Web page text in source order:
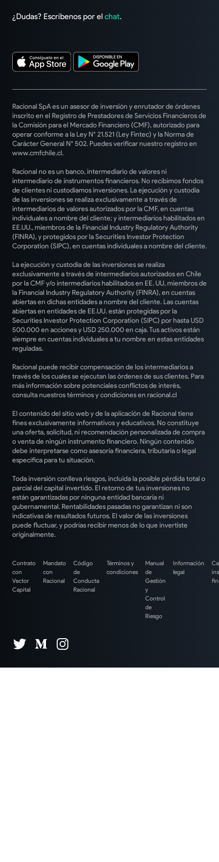
¿Dudas? Escríbenos por el chat.
Racional SpA es un asesor de inversión y enrutador de órdenes
inscrito en el Registro de Prestadores de Servicios Financieros de
la Comisión para el Mercado Financiero (CMF), autorizado para
operar conforme a la Ley N° 21.521 (Ley Fintec) y la Norma de
Carácter General N° 502. Puedes verificar nuestro registro en
www.cmfchile.cl.
Racional no es un banco, intermediario de valores ni
intermediario de instrumentos financieros. No recibimos fondos
de clientes ni custodiamos inversiones. La ejecución y custodia
de las inversiones se realiza exclusivamente a través de
intermediarios de valores autorizados por la CMF, en cuentas
individuales a nombre del cliente; y intermediarios habilitados en
EE.UU., miembros de la Financial Industry Regulatory Authority
(FINRA), y protegidos por la Securities Investor Protection
Corporation (SIPC), en cuentas individuales a nombre del cliente.
La ejecución y custodia de las inversiones se realiza
exclusivamente a través de intermediarios autorizados en Chile
por la CMF y/o intermediarios habilitados en EE. UU, miembros de
la Financial Industry Regulatory Authority (FINRA), en cuentas
abiertas en dichas entidades a nombre del cliente. Las cuentas
abiertas en entidades de EE.UU. están protegidas por la
Securities Investor Protection Corporation (SIPC) por hasta USD
500.000 en acciones y USD 250.000 en caja. Tus activos están
siempre en cuentas individuales a tu nombre en estas entidades
reguladas.
Racional puede recibir compensación de los intermediarios a
través de los cuales se ejecutan las órdenes de sus clientes. Para
más información sobre potenciales conflictos de interés,
consulta nuestros términos y condiciones en racional.cl
El contenido del sitio web y de la aplicación de Racional tiene
fines exclusivamente informativos y educativos. No constituye
una oferta, solicitud, ni recomendación personalizada de compra
o venta de ningún instrumento financiero. Ningún contenido
debe interpretarse como asesoría financiera, tributaria o legal
específica para tu situación.
Toda inversión conlleva riesgos, incluida la posible pérdida total o
parcial del capital invertido. El retorno de tus inversiones no
están garantizadas por ninguna entidad bancaria ni
gubernamental. Rentabilidades pasadas no garantizan ni son
indicativas de resultados futuros. El valor de las inversiones
puede fluctuar, y podrías recibir menos de lo que invertiste
originalmente.
Contrato
con
Vector
Capital
Mandato
con
Racional
Código
de
Conducta
Racional
Términos y
condiciones
Manual
de
Gestión
y
Control
de
Riesgo
Información
legal